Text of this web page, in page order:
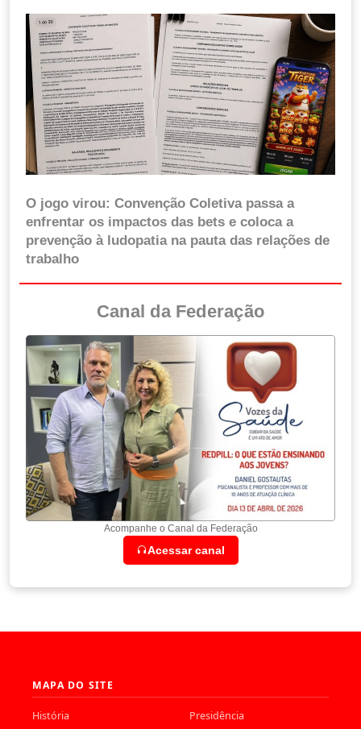
O jogo virou: Convenção Coletiva passa a
enfrentar os impactos das bets e coloca a
prevenção à ludopatia na pauta das relações de
trabalho
Canal da Federação
Acompanhe o Canal da Federação
Acessar canal
MAPA DO SITE
História
Presidência